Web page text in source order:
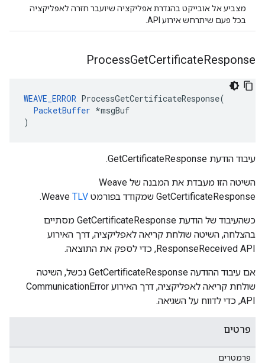
מצביע אל אובייקט בהגדרת אפליקציה שיועבר חזרה לאפליקציה
בכל פעם שיתרחש אירוע API.
ProcessGetCertificateResponse
WEAVE_ERROR ProcessGetCertificateResponse(
PacketBuffer *msgBuf
)
עיבוד הודעת GetCertificateResponse.
השיטה הזו מעבדת את המבנה של Weave
GetCertificateResponse שמקודד בפורמט Weave
TLV
.
כשהעיבוד של הודעת GetCertificateResponse מסתיים
בהצלחה, השיטה שולחת קריאה לאפליקציה, דרך האירוע
ResponseReceived API, כדי לספק את התוצאה.
אם עיבוד ההודעה GetCertificateResponse נכשל, השיטה
שולחת קריאה לאפליקציה, דרך האירוע CommunicationError
API, כדי לדווח על השגיאה.
פרטים
פרמטרים